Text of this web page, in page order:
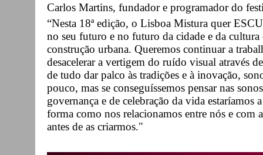
Carlos Martins, fundador e programador do
“Nesta 18ª edição, o Lisboa Mistura quer
no seu futuro e no futuro da cidade e da
construção urbana. Queremos continuar a
desacelerar a vertigem do ruído visual através
de tudo dar palco às tradições e à inovação,
pouco, mas se conseguíssemos pensar nas
governança e de celebração da vida
forma como nos relacionamos entre nós e com
antes de as criarmos."